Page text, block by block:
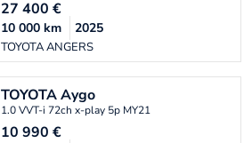
27 400 €
TOYOTA ANGERS
10 000 km 2025
TOYOTAAygo
1.0 VVT-i 72ch x-play 5p MY21
10 990 €